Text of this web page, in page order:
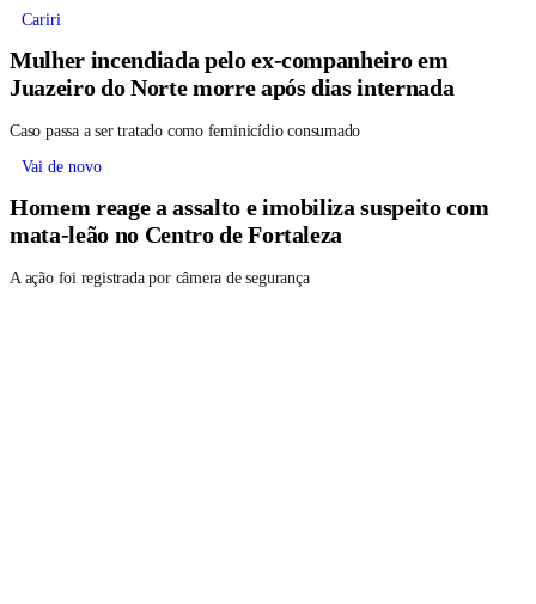
Cariri
Mulher incendiada pelo ex-companheiro em
Juazeiro do Norte morre após dias internada
Caso passa a ser tratado como feminicídio consumado
Vai de novo
Homem reage a assalto e imobiliza suspeito com
mata-leão no Centro de Fortaleza
A ação foi registrada por câmera de segurança